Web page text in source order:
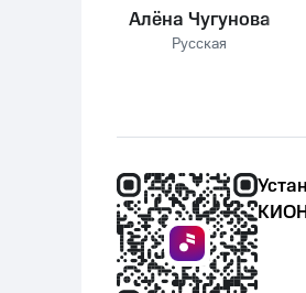
Алёна Чугунова
Русская